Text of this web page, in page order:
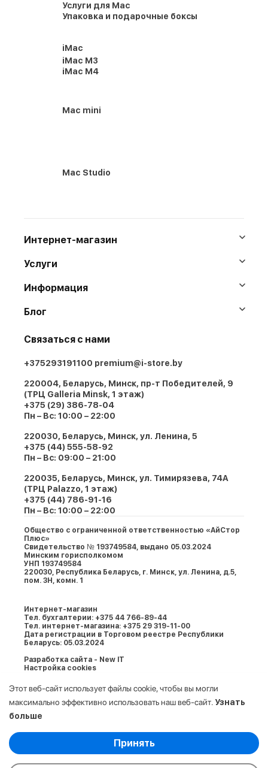
Услуги для Mac
Упаковка и подарочные боксы
iMac
iMac M3
iMac M4
Mac mini
Mac Studio
Интернет-магазин
Услуги
Информация
Блог
Связаться с нами
+375293191100 premium@i-store.by
220004, Беларусь, Минск, пр-т Победителей, 9
(ТРЦ Galleria Minsk, 1 этаж)
+375 (29) 386-78-04
Пн – Вс: 10:00 – 22:00
220030, Беларусь, Минск, ул. Ленина, 5
+375 (44) 555-58-92
Пн – Вс: 09:00 – 21:00
220035, Беларусь, Минск, ул. Тимирязева, 74A
(ТРЦ Palazzo, 1 этаж)
+375 (44) 786-91-16
Пн – Вс: 10:00 – 22:00
Общество с ограниченной ответственностью «АйСтор
Плюс»
Свидетельство № 193749584, выдано 05.03.2024
Минским горисполкомом
УНП 193749584
220030, Республика Беларусь, г. Минcк, ул. Ленина, д.5,
пом. 3Н, комн. 1
Интернет-магазин
Тел. бухгалтерии: +375 44 766-89-44
Тел. интернет-магазина: +375 29 319-11-00
Дата регистрации в Торговом реестре Республики
Беларусь: 05.03.2024
Разработка сайта - New IT
Настройка cookies
Этот веб-сайт использует файлы cookie, чтобы вы могли
максимально эффективно использовать наш веб-сайт. Узнать
больше
Выберите настройки cookie
Аналитические/Функциональные
Принять